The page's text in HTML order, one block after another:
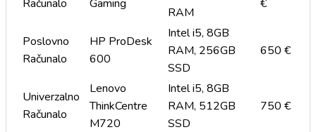
Računalo
Gaming
RAM
€
Poslovno
Računalo
HP ProDesk
600
Intel i5, 8GB
RAM, 256GB
SSD
650 €
Univerzalno
Računalo
Lenovo
ThinkCentre
M720
Intel i5, 8GB
RAM, 512GB
SSD
750 €